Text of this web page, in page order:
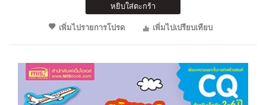
หยิบใส่ตะกร้า
เพิ่มไปรายการโปรด
เพิ่มไปเปรียบเทียบ